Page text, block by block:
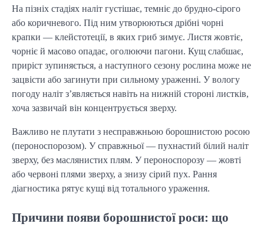
На пізніх стадіях наліт густішає, темніє до брудно-сірого
або коричневого. Під ним утворюються дрібні чорні
крапки — клейстотеції, в яких гриб зимує. Листя жовтіє,
чорніє й масово опадає, оголюючи пагони. Кущ слабшає,
приріст зупиняється, а наступного сезону рослина може не
зацвісти або загинути при сильному ураженні. У вологу
погоду наліт з’являється навіть на нижній стороні листків,
хоча зазвичай він концентрується зверху.
Важливо не плутати з несправжньою борошнистою росою
(пероноспорозом). У справжньої — пухнастий білий наліт
зверху, без маслянистих плям. У пероноспорозу — жовті
або червоні плями зверху, а знизу сірий пух. Рання
діагностика рятує кущі від тотального ураження.
Причини появи борошнистої роси: що